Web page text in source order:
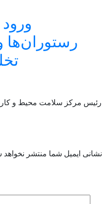
رستوران‌ها
مرکز سلامت محیط و کار
ایمیل شما منتشر نخواهد